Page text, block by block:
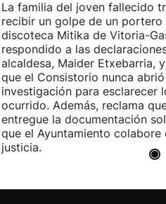
La familia del joven fallecido
recibir un golpe de un portero
discoteca Mitika de Vitoria-
respondido a las
alcaldesa, Maider Etxebarria,
que el Consistorio nunca abrió
investigación para esclarecer
ocurrido. Además, reclama
entregue la documentación
que el Ayuntamiento colabore
justicia.